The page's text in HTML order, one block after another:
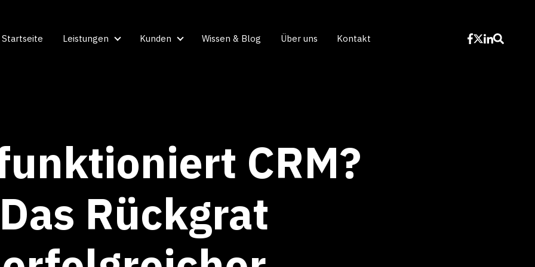
Startseite Leistungen Kunden Wissen & Blog Über uns Kontakt
CRM?
Rückgrat